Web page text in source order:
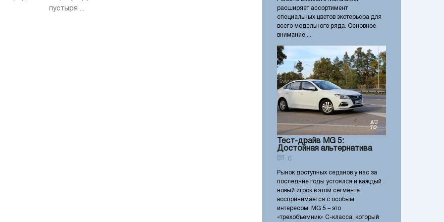
пустыря ...
расширяет ассортимент
специальных цветов экстерьера для
всего модельного ряда. Основное
внимание ...
Тест-драйв MG 5:
Достойная альтернатива
0
Рынок доступных седанов у нас за
последние годы устоялся и каждый
новый игрок в этом сегменте
воспринимается с особым
интересом. MG 5 – это
«трехобъемник» С-класса, который